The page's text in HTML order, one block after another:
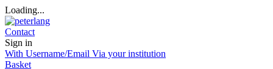
Loading...
Contact
Sign in
With Username/Email Via your institution
Basket